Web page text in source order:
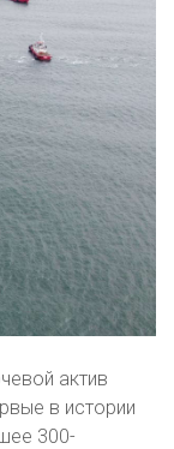
актив
в истории
300-